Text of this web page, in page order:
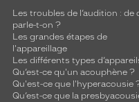
Les troubles de l’audition : de
parle-t-on ?
Les grandes étapes de
l'appareillage
Les différents types
Qu’est-ce qu'un acouphène ?
Qu'est-ce que l'hyperacousie
Qu’est-ce que la